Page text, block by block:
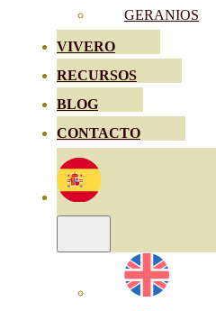
GERANIOS
VIVERO
RECURSOS
BLOG
CONTACTO